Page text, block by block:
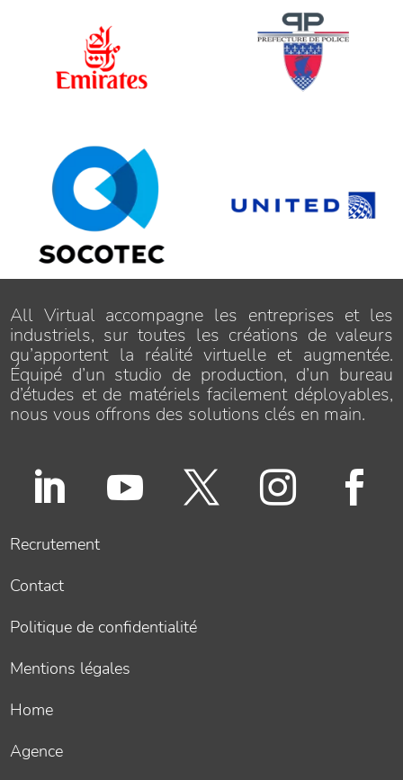
All Virtual accompagne les entreprises et les
industriels, sur toutes les créations de valeurs
qu’apportent la réalité virtuelle et augmentée.
Équipé d’un studio de production, d’un bureau
d’études et de matériels facilement déployables,
nous vous offrons des solutions clés en main.
    
Recrutement
Contact
Politique de confidentialité
Mentions légales
Home
Agence